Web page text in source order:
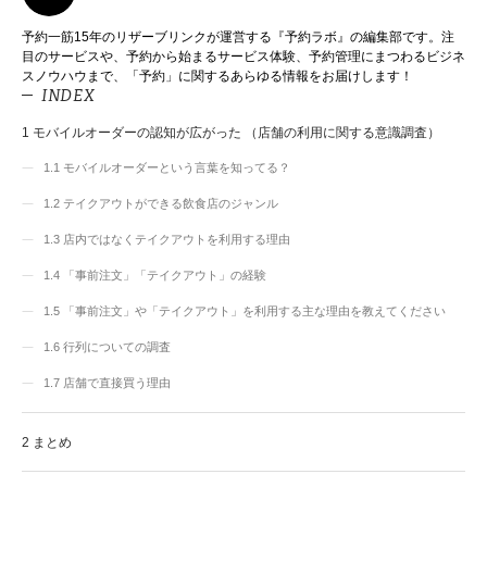
予約一筋15年のリザーブリンクが運営する『予約ラボ』の編集部です。注
目のサービスや、予約から始まるサービス体験、予約管理にまつわるビジネ
スノウハウまで、「予約」に関するあらゆる情報をお届けします！
INDEX
1 モバイルオーダーの認知が広がった （店舗の利用に関する意識調査）
1.1 モバイルオーダーという言葉を知ってる？
1.2 テイクアウトができる飲食店のジャンル
1.3 店内ではなくテイクアウトを利用する理由
1.4 「事前注文」「テイクアウト」の経験
1.5 「事前注文」や「テイクアウト」を利用する主な理由を教えてください
1.6 行列についての調査
1.7 店舗で直接買う理由
2 まとめ